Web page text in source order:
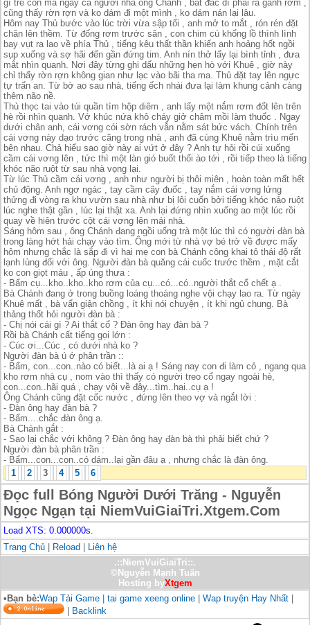
gì trẻ con mà ngay cả người nhà ông Chánh , bất đắc dĩ phải ra gánh rơm ,
cũng thấy rờn rợn và ko dám đi một mình , ko dám nán lại lâu.
Hôm nay Thủ bước vào lúc trời vừa sập tối , anh mở to mắt , rón rén đặt
chân lên thềm. Từ đống rơm trước sân , con chim cú khổng lồ thình lình
bay vụt ra lao về phía Thủ , tiếng kêu thất thần khiến anh hoảng hốt ngồi
sụp xuống và sợ hãi đến gần đứng tim. Anh nín thở lấy lại bình tỉnh , đưa
mắt nhìn quanh. Nơi đây từng ghi dấu những hẹn hò với Khuê , giờ này
chỉ thấy rờn rợn không gian như lạc vào bãi tha ma. Thủ đặt tay lên ngực
tự trấn an. Từ bờ ao sau nhà, tiếng ếch nhái đưa lại làm khung cảnh càng
thêm não nề.
Thủ thọc tai vào túi quần tìm hộp diêm , anh lấy một nắm rơm đốt lên trên
hè rồi nhìn quanh. Vớ khúc nứa khô cháy giở châm mồi làm thuốc . Ngay
dưới chân anh, cái vơng cói sờn rách vẫn nằm sát bức vách. Chính trên
cái vơng này dạo trước căng trong nhà , anh đã cùng Khuê nằm trìu mến
bên nhau. Chả hiểu sao giờ này ai vứt ở đây ? Anh tự hỏi rồi cúi xuống
cầm cái vơng lên , tức thì một làn gió buốt thổi ào tới , rồi tiếp theo là tiếng
khóc não ruột từ sau nhà vọng lại.
Từ lúc Thủ cầm cái vơng , anh như người bị thôi miên , hoàn toàn mất hết
chủ động. Anh ngơ ngác , tay cầm cây đuốc , tay nắm cái vơng lửng
thửng đi vòng ra khu vườn sau nhà như bị lôi cuốn bởi tiếng khóc nảo ruột
lúc nghe thật gần , lúc lại thật xa. Anh lại đứng nhìn xuống ao một lúc rồi
quay về hiên trước cột cái vơng lên mái nhà.
Sáng hôm sau , ông Chánh đang ngồi uống trà một lúc thì có người đàn bà
trong làng hớt hải chạy vào tìm. Ông mới từ nhà vợ bé trở về được mấy
hôm nhưng chắc là sắp đi vì hai mẹ con bà Chánh công khai tỏ thái độ rất
lạnh lùng đối với ông. Người đàn bà quăng cái cuốc trước thềm , mặt cắt
ko con giọt máu , ấp úng thưa :
- Bẩm cụ...kho..kho..kho rơm của cụ...có...có..người thắt cổ chết ạ .
Bà Chánh đang ở trong buồng loáng thoáng nghe vội chạy lao ra. Từ ngày
Khuê mất , bà vẩn giận chồng , ít khi nói chuyện , ít khi ngủ chung. Bà
thảng thốt hỏi người đàn bà :
- Chị nói cái gì ? Ai thắt cổ ? Đàn ông hay đàn bà ?
Rồi bà Chánh cất tiếng gọi lớn :
- Cúc ơi...Cúc , có dưới nhà ko ?
Người đàn bà ú ớ phân trần ::
- Bẩm, con...con..nào có biết...là ai ạ ! Sáng nay con đi làm cỏ , ngang qua
kho rơm nhà cụ , nom vào thì thấy có người treo cổ ngay ngoài hè,
con...con..hãi quá , chạy vội về đây...tìm..hai..cụ ạ !
Ông Chánh cũng đặt cốc nước , đứng lên theo vợ và ngắt lời :
- Đàn ông hay đàn bà ?
- Bẩm....chắc đàn ông ạ.
Bà Chánh gắt :
- Sao lại chắc với không ? Đàn ông hay đàn bà thì phải biết chứ ?
Người đàn bà phân trần :
- Bẩm...con...con..có dám..lại gần đâu ạ , nhưng chắc là đàn ông.
1
2 3 4 5 6
Đọc full Bóng Người Dưới Trăng - Nguyễn
Ngọc Ngạn tại NiemVuiGiaiTri.Xtgem.Com
Load XTS: 0.000000s.
Trang Chủ | Reload | Liên hệ
.::NiemVuiGiaiTri::.
©Nguyễn Mạnh Tuấn
Hosting byXtgem
•Bạn bè:Wap Tải Game | tai game xeeng online | Wap truyện Hay Nhất |
| Backlink